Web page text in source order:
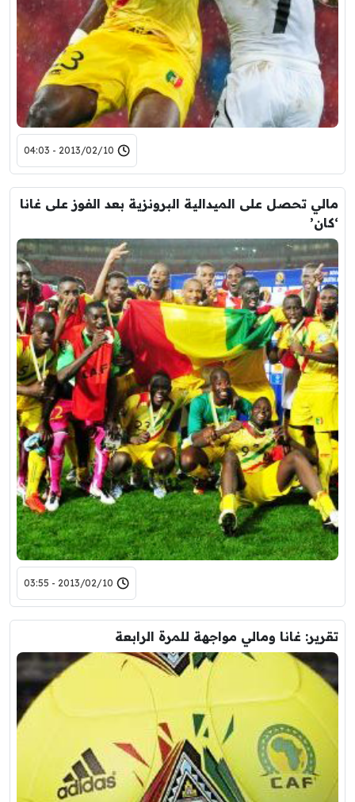
2013/02/10 - 04:03
مالي تحصل على الميدالية البرونزية بعد الفوز على غانا
‘كان’
2013/02/10 - 03:55
تقرير: غانا ومالي مواجهة للمرة الرابعة